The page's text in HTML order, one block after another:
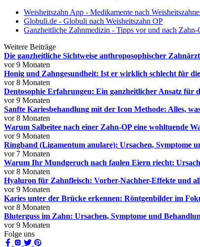
Weisheitszahn App - Medikamente nach
Globuli.de - Globuli nach Weisheitszahn OP
Ganzheitliche Zahnmedizin - Tipps vor und nach Zahn-
Weitere Beiträge
Die ganzheitliche Sichtweise anthroposophischer
vor 9 Monaten
Honig und Zahngesundheit: Ist er wirklich schlecht für
vor 8 Monaten
Dentosophie Erfahrungen: Ein ganzheitlicher Ansatz für
vor 9 Monaten
Sanfte Kariesbehandlung mit der Icon Methode: Alles, was
vor 8 Monaten
Warum Salbeitee nach einer Zahn-OP eine wohltuende
vor 9 Monaten
Ringband (Ligamentum anulare): Ursachen, Symptome
vor 7 Monaten
Warum Ihr Mundgeruch nach faulen Eiern riecht:
vor 8 Monaten
Hyaluron für Zahnfleisch: Vorher-Nachher-Effekte und
vor 9 Monaten
Karies unter der Brücke erkennen: Röntgenbilder im
vor 8 Monaten
Bluterguss im Zahn: Ursachen, Symptome und
vor 9 Monaten
Folge uns